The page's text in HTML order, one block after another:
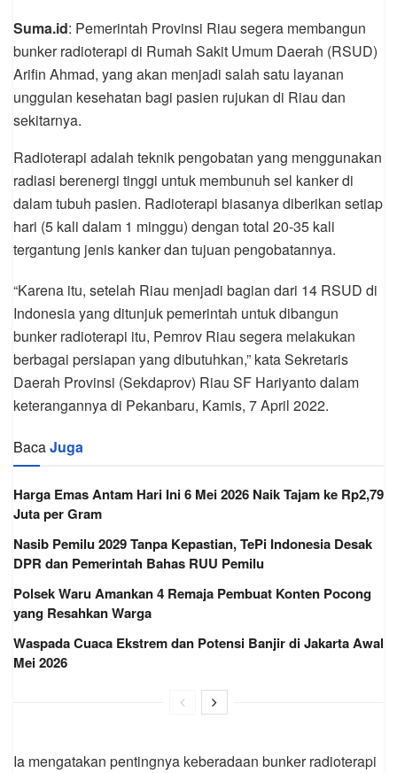
Suma.id: Pemerintah Provinsi Riau segera membangun
bunker radioterapi di Rumah Sakit Umum Daerah (RSUD)
Arifin Ahmad, yang akan menjadi salah satu layanan
unggulan kesehatan bagi pasien rujukan di Riau dan
sekitarnya.
Radioterapi adalah teknik pengobatan yang menggunakan
radiasi berenergi tinggi untuk membunuh sel kanker di
dalam tubuh pasien. Radioterapi biasanya diberikan setiap
hari (5 kali dalam 1 minggu) dengan total 20-35 kali
tergantung jenis kanker dan tujuan pengobatannya.
“Karena itu, setelah Riau menjadi bagian dari 14 RSUD di
Indonesia yang ditunjuk pemerintah untuk dibangun
bunker radioterapi itu, Pemrov Riau segera melakukan
berbagai persiapan yang dibutuhkan,” kata Sekretaris
Daerah Provinsi (Sekdaprov) Riau SF Hariyanto dalam
keterangannya di Pekanbaru, Kamis, 7 April 2022.
BacaJuga
Harga Emas Antam Hari Ini 6 Mei 2026 Naik Tajam ke Rp2,79
Juta per Gram
Nasib Pemilu 2029 Tanpa Kepastian, TePi Indonesia Desak
DPR dan Pemerintah Bahas RUU Pemilu
Polsek Waru Amankan 4 Remaja Pembuat Konten Pocong
yang Resahkan Warga
Waspada Cuaca Ekstrem dan Potensi Banjir di Jakarta Awal
Mei 2026
Ia mengatakan pentingnya keberadaan bunker radioterapi